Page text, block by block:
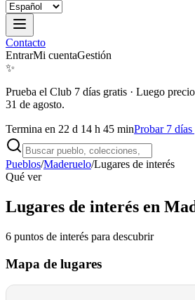
Contacto
EntrarMi cuentaGestión
✨
Prueba el Club 7 días gratis · Luego
31 de agosto.
Termina en 22 d 14 h 45 minProbar 7 días
Pueblos/Maderuelo/Lugares de interés
Qué ver
Lugares de interés en
6 puntos de interés para descubrir
Mapa de lugares